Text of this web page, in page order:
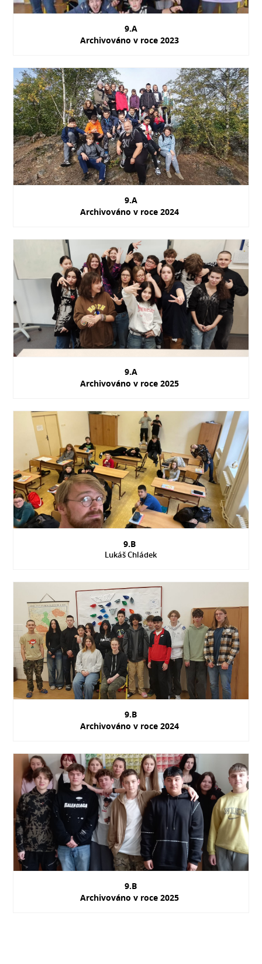
9.A
Archivováno v roce 2023
9.A
Archivováno v roce 2024
9.A
Archivováno v roce 2025
9.B
Lukáš Chládek
9.B
Archivováno v roce 2024
9.B
Archivováno v roce 2025